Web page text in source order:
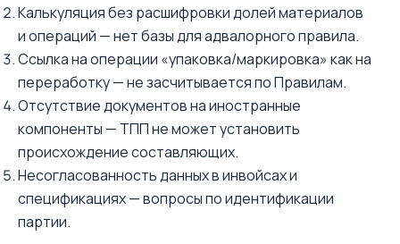
Калькуляция без расшифровки долей материалов
и операций — нет базы для адвалорного правила.
Ссылка на операции «упаковка/маркировка» как на
переработку — не засчитывается по Правилам.
Отсутствие документов на иностранные
компоненты — ТПП не может установить
происхождение составляющих.
Несогласованность данных в инвойсах и
спецификациях — вопросы по идентификации
партии.